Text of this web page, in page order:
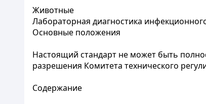
Животные
Лабораторная диагностика
Основные положения
Настоящий стандарт не может быть
разрешения Комитета технического
Содержание